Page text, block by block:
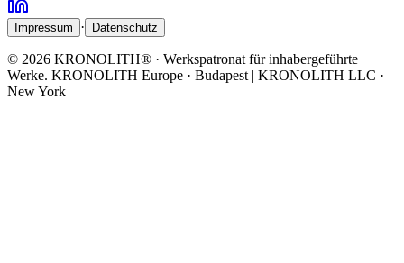
Impressum · Datenschutz
© 2026 KRONOLITH® · Werkspatronat für inhabergeführte
Werke. KRONOLITH Europe · Budapest | KRONOLITH LLC ·
New York